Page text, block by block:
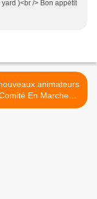
)<br /> Bon appétit
animateurs
En Marche
Bretagne